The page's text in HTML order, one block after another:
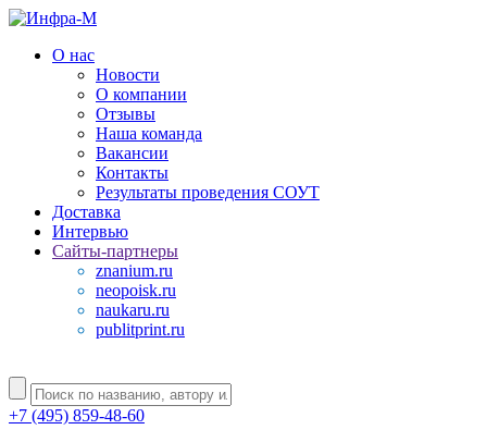
О нас
Новости
О компании
Отзывы
Наша команда
Вакансии
Контакты
Результаты проведения СОУТ
Доставка
Интервью
Сайты-партнеры
znanium.ru
neopoisk.ru
naukaru.ru
publitprint.ru
+7 (495) 859-48-60